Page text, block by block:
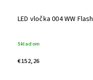
LED vločka 004 WW Flash
Skladom
€152,26